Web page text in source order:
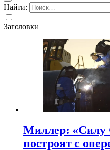
Найти:
Заголовки
Миллер: «Силу
построят с